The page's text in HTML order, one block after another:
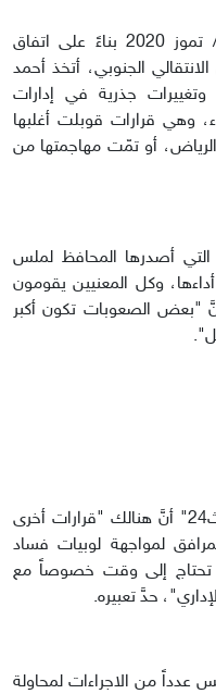
ومنذ تعيينه محافظاً لعدن في يوليو/ تموز 2020 بناءً على اتفاق
الجنوبي، أتخذ أحمد
جذرية في إدارات
وهي قرارات قوبلت أغلبها
أو تمّت مهاجمتها من
التي أصدرها المحافظ لملس
وكل المعنيين يقومون
"بعض الصعوبات تكون أكبر
كما أوضح الخليفي في حديثه لـ "سوث24" أنَّ هنالك "قرارات أخرى
لمواجهة لوبيات فساد
تحتاج إلى وقت خصوصاً مع
عدداً من الاجراءات لمحاولة